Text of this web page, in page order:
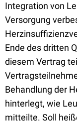
Integration von
Versorgung
Ende des dritten
diesem Vertrag
Behandlung der
hinterlegt, wie
mitteilte. Soll